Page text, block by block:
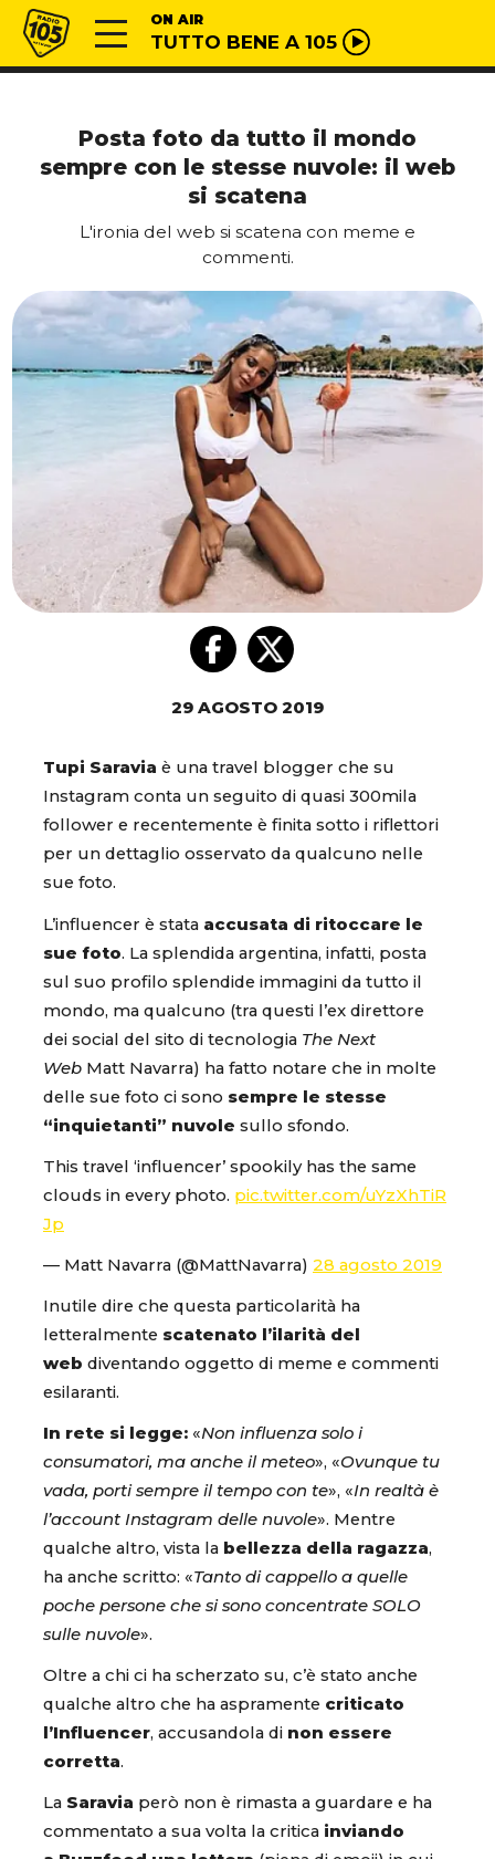
Vai al contenuto
Radio 105 ON AIR
TUTTO BENE A 105
Posta foto da tutto il mondo
sempre con le stesse nuvole: il web
si scatena
L'ironia del web si scatena con meme e
commenti.
29 AGOSTO 2019
Tupi Saravia è una travel blogger che su
Instagram conta un seguito di quasi 300mila
follower e recentemente è finita sotto i riflettori
per un dettaglio osservato da qualcuno nelle
sue foto.
L’influencer è stata accusata di ritoccare le
sue foto. La splendida argentina, infatti, posta
sul suo profilo splendide immagini da tutto il
mondo, ma qualcuno (tra questi l’ex direttore
dei social del sito di tecnologia The Next
Web Matt Navarra) ha fatto notare che in molte
delle sue foto ci sono sempre le stesse
“inquietanti” nuvole sullo sfondo.
This travel ‘influencer’ spookily has the same
clouds in every photo. pic.twitter.com/uYzXhTiR
Jp
— Matt Navarra (@MattNavarra) 28 agosto 2019
Inutile dire che questa particolarità ha
letteralmente scatenato l’ilarità del
web diventando oggetto di meme e commenti
esilaranti.
In rete si legge: «Non influenza solo i
consumatori, ma anche il meteo», «Ovunque tu
vada, porti sempre il tempo con te», «In realtà è
l’account Instagram delle nuvole». Mentre
qualche altro, vista la bellezza della ragazza,
ha anche scritto: «Tanto di cappello a quelle
poche persone che si sono concentrate SOLO
sulle nuvole».
Oltre a chi ci ha scherzato su, c’è stato anche
qualche altro che ha aspramente criticato
l’Influencer, accusandola di non essere
corretta.
La Saravia però non è rimasta a guardare e ha
commentato a sua volta la critica inviando